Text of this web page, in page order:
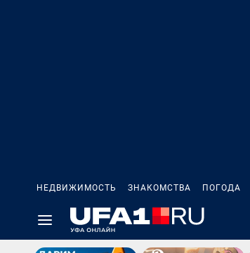
НЕДВИЖИМОСТЬ ЗНАКОМСТВА ПОГОДА